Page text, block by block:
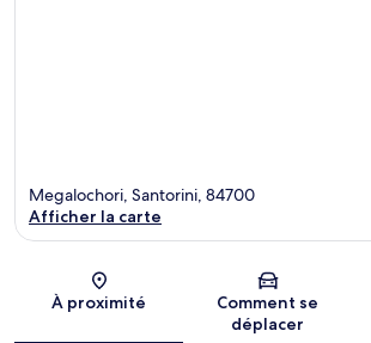
Carte
Megalochori, Santorini, 84700
Afficher la carte
À proximité
Comment se
déplacer